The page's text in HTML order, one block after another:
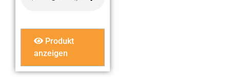
Produkt
anzeigen